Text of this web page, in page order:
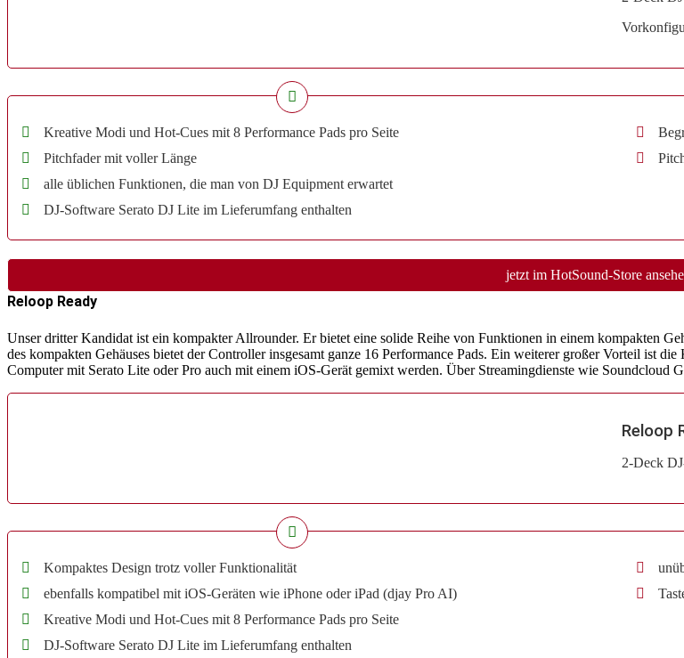
Kreative Modi und Hot-Cues mit 8 Performance Pads pro Seite
Pitchfader mit voller Länge
alle üblichen Funktionen, die man von DJ Equipment erwartet
DJ-Software Serato DJ Lite im Lieferumfang enthalten
jetzt im HotSound-Store
Reloop Ready
Unser dritter Kandidat ist ein kompakter Allrounder. Er bietet eine solide Reihe von Funktionen in einem kompakten
des kompakten Gehäuses bietet der Controller insgesamt ganze 16 Performance Pads. Ein weiterer großer Vorteil ist
Computer mit Serato Lite oder Pro auch mit einem iOS-Gerät gemixt werden. Über Streamingdienste wie Soundcloud
Reloop
2-Deck
Kompaktes Design trotz voller Funktionalität
ebenfalls kompatibel mit iOS-Geräten wie iPhone oder iPad (djay Pro AI)
Kreative Modi und Hot-Cues mit 8 Performance Pads pro Seite
DJ-Software Serato DJ Lite im Lieferumfang enthalten